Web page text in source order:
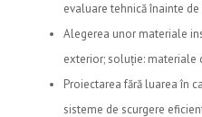
evaluare tehnică înainte
Alegerea unor materiale
exterior; soluție: materiale
Proiectarea fără luarea în
sisteme de scurgere